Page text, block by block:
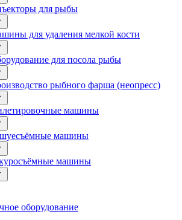
для рыбы
для удаления мелкой кости
для посола рыбы
рыбного фарша (неопресс)
машины
машины
машины
оборудование